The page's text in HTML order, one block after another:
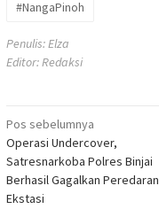
#NangaPinoh
Penulis: Elza
Editor: Redaksi
Navigasi
pos
Pos sebelumnya
Operasi Undercover,
Satresnarkoba Polres Binjai
Berhasil Gagalkan Peredaran
Ekstasi